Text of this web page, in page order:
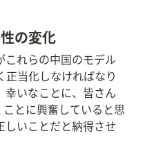
の変化
これらの中国のモデル
正当化しなければなり
幸いなことに、皆さん
とに興奮していると思
しいことだと納得させ